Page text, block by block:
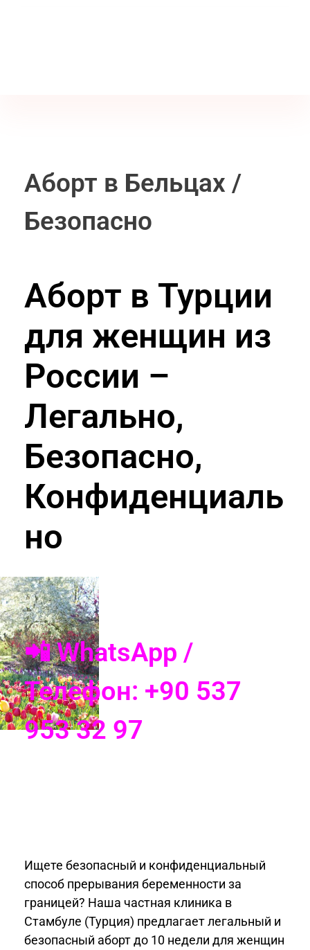
Аборт в Бельцах /
Безопасно
Аборт в Турции
для женщин из
России –
Легально,
Безопасно,
Конфиденциаль
но
📲 WhatsApp /
Телефон: +90 537
953 32 97
Ищете безопасный и конфиденциальный
способ прерывания беременности за
границей? Наша частная клиника в
Стамбуле (Турция) предлагает легальный и
безопасный аборт до 10 недели для женщин